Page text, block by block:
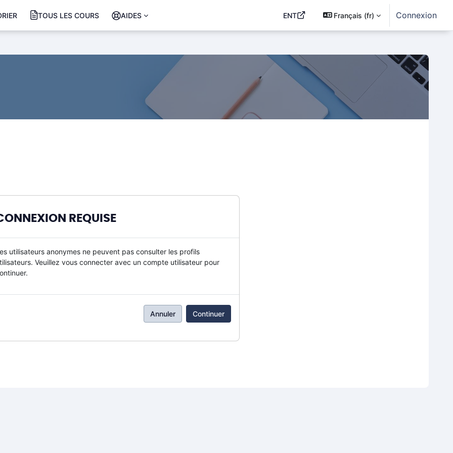
TOUS LES COURS AIDES ENT Français ‎(fr)‎ Connexion
REQUISE
utilisateurs anonymes ne peuvent pas consulter les profils
Veuillez vous connecter avec un compte utilisateur pour
Annuler Continuer